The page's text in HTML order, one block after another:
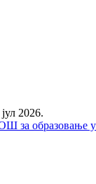
2026.
за образовање